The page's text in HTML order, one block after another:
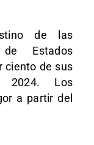
de las
de Estados
ciento de sus
2024. Los
a partir del